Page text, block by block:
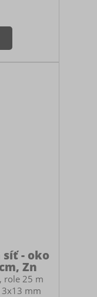
klecí,
Ochrana
okusu.
zahradách
Na plot -
a díky
ani
- oko
Zn
role 25 m
mm